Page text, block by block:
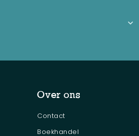
Over ons
Contact
Boekhandel